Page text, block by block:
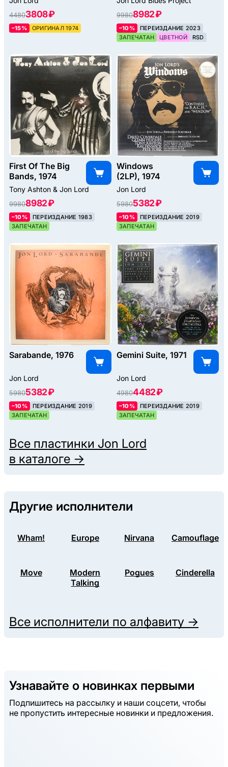
44803808 ₽
–15% ОРИГИНАЛ 1974
99808982 ₽
–10%
ПЕРЕИЗДАНИЕ 2023
ЗАПЕЧАТАН
ЦВЕТНОЙ RSD
First Of The Big
Bands, 1974
Tony Ashton & Jon Lord
99808982 ₽
–10%
ПЕРЕИЗДАНИЕ 1983
ЗАПЕЧАТАН
Windows
(2LP), 1974
Jon Lord
59805382 ₽
–10%
ПЕРЕИЗДАНИЕ 2019
ЗАПЕЧАТАН
Sarabande, 1976
Jon Lord
59805382 ₽
–10%
ПЕРЕИЗДАНИЕ 2019
ЗАПЕЧАТАН
Gemini Suite, 1971
Jon Lord
49804482 ₽
–10%
ПЕРЕИЗДАНИЕ 2019
ЗАПЕЧАТАН
Все пластинки Jon Lord
в каталоге →
Другие исполнители
Wham! Europe Nirvana Camouflage
Move
Modern
Talking
Pogues Cinderella
Все исполнители по алфавиту →
Узнавайте о новинках первыми
Подпишитесь на рассылку и наши соцсети, чтобы
не пропустить интересные новинки и предложения.